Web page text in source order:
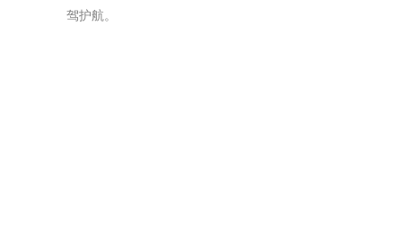
驾护航。